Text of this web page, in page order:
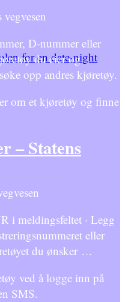
for en date-night
D-nummer eller
du eier og
opp andres kjøretøy.
om et kjøretøy og finne
– Statens
i meldingsfeltet · Legg
eller
du ønsker …
ved å logge inn på
SMS.